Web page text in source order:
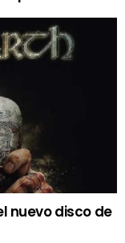
nuevo disco de